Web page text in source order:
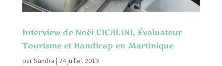
Interview de Noël CICALINI, Évaluateur
Tourisme et Handicap en Martinique
parSandra | 24 juillet 2019